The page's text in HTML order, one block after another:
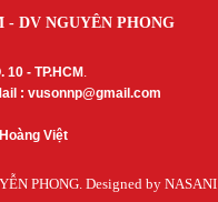
- DV NGUYÊN PHONG
10 - TP.HCM
: vusonnp@gmail.com
Việt
PHONG . Designed by NASANI